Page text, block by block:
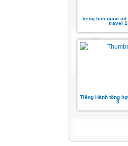
tieng han quoc cd
travel 1
Tiếng Hành tổng
3